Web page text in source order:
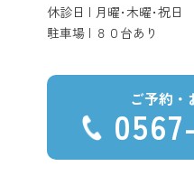
休診日 | 月曜･木曜･祝日
駐車場 | ８０台あり
ご予約・